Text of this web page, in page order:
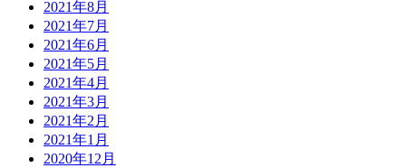
2021年8月
2021年7月
2021年6月
2021年5月
2021年4月
2021年3月
2021年2月
2021年1月
2020年12月